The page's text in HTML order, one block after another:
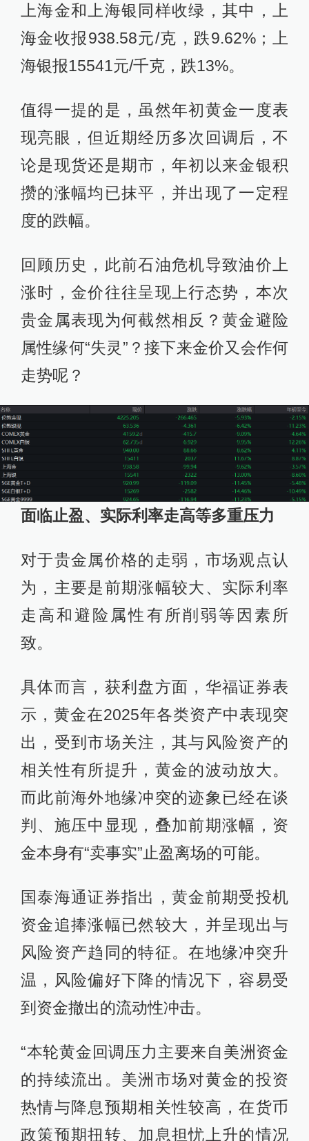
上海金和上海银同样收绿，其中，上
海金收报938.58元/克，跌9.62%；上
海银报15541元/千克，跌13%。
值得一提的是，虽然年初黄金一度表
现亮眼，但近期经历多次回调后，不
论是现货还是期市，年初以来金银积
攒的涨幅均已抹平，并出现了一定程
度的跌幅。
回顾历史，此前石油危机导致油价上
涨时，金价往往呈现上行态势，本次
贵金属表现为何截然相反？黄金避险
属性缘何“失灵”？接下来金价又会作何
走势呢？
面临止盈、实际利率走高等多重压力
对于贵金属价格的走弱，市场观点认
为，主要是前期涨幅较大、实际利率
走高和避险属性有所削弱等因素所
致。
具体而言，获利盘方面，华福证券表
示，黄金在2025年各类资产中表现突
出，受到市场关注，其与风险资产的
相关性有所提升，黄金的波动放大。
而此前海外地缘冲突的迹象已经在谈
判、施压中显现，叠加前期涨幅，资
金本身有“卖事实”止盈离场的可能。
国泰海通证券指出，黄金前期受投机
资金追捧涨幅已然较大，并呈现出与
风险资产趋同的特征。在地缘冲突升
温，风险偏好下降的情况下，容易受
到资金撤出的流动性冲击。
“本轮黄金回调压力主要来自美洲资金
的持续流出。美洲市场对黄金的投资
热情与降息预期相关性较高，在货币
政策预期扭转、加息担忧上升的情况